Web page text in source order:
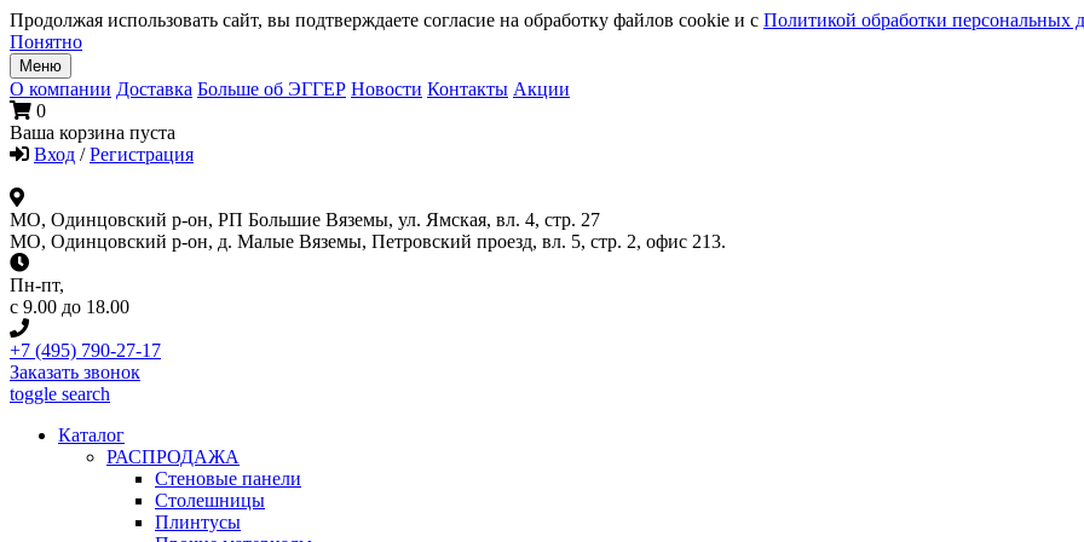
Продолжая использовать сайт, вы подтверждаете согласие на обработку файлов cookie и с Политикой обработки персональных
Понятно
Меню
О компании Доставка Больше об ЭГГЕР Новости Контакты Акции
0
Ваша корзина пуста
Вход / Регистрация
МО, Одинцовский р-он, РП Большие Вяземы, ул. Ямская, вл. 4, стр. 27
МО, Одинцовский р-он, д. Малые Вяземы, Петровский проезд, вл. 5, стр. 2, офис 213.
Пн-пт,
с 9.00 до 18.00
+7 (495) 790-27-17
Заказать звонок
toggle search
Каталог
РАСПРОДАЖА
Стеновые панели
Столешницы
Плинтусы